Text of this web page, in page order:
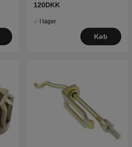
120DKK
I lager
Køb